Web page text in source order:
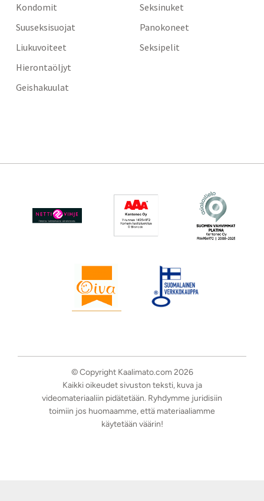
Kondomit
Suuseksisuojat
Liukuvoiteet
Hierontaöljyt
Geishakuulat
Seksinuket
Panokoneet
Seksipelit
© Copyright Kaalimato.com 2026
Kaikki oikeudet sivuston teksti, kuva ja
videomateriaaliin pidätetään. Ryhdymme juridisiin
toimiin jos huomaamme, että materiaaliamme
käytetään väärin!